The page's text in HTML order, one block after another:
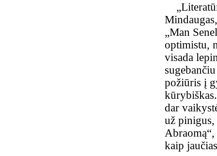
„Man
optimistu,
visada
požiūris į
dar
už pinigus,
kaip